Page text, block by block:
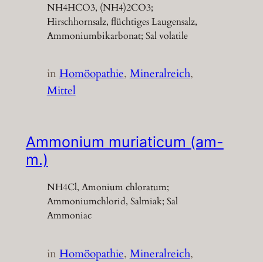
NH4HCO3, (NH4)2CO3;
Hirschhornsalz, flüchtiges Laugensalz,
Ammoniumbikarbonat; Sal volatile
inHomöopathie, Mineralreich
Mittel
Ammonium muriaticum (am-
m.)
NH4Cl, Amonium chloratum;
Ammoniumchlorid, Salmiak; Sal
Ammoniac
inHomöopathie, Mineralreich